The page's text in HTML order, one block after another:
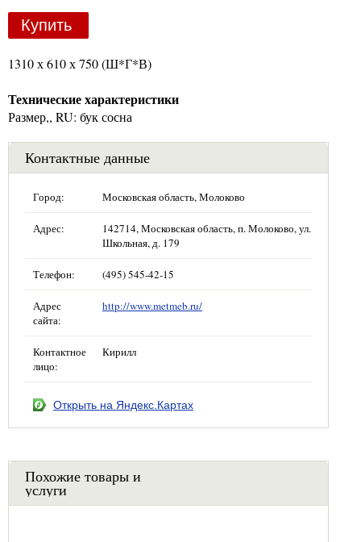
Купить
1310 х 610 х 750 (Ш*Г*В)
Технические характеристики
Размер,, RU: бук сосна
Контактные данные
Город: Московская область, Молоково
Адрес:
142714, Московская область, п. Молоково, ул.
Школьная, д. 179
Телефон: (495) 545-42-15
Адрес
сайта:
http://www.metmeb.ru/
Контактное
лицо:
Кирилл
Открыть на Яндекс.Картах
Похожие товары и
услуги